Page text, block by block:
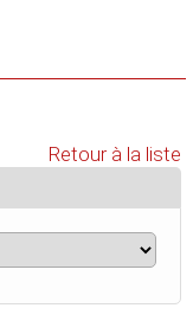
Retour à la liste